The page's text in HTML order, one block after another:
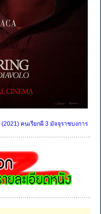
คนเรียกผี 3 มัจจุราชบงการ